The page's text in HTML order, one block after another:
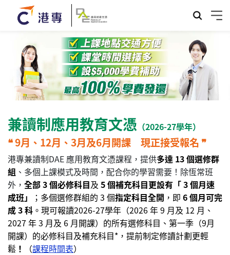
兼讀制應用教育文憑 （2026-27學年）
❝ 9月、12月、3月及6月開課 現正接受報名 ❞
港專兼讀制DAE 應用教育文憑課程，提供多達 13 個選修群
組 、多個上課模式及時間，配合你的學習需要！除恆常班
外， 全部 3 個必修科目及 5 個補充科目更設有「 3 個月速
成班」
；多個選修群組的 3 個指定科目全開 ，即 6 個月可完
成 3 科 。現可報讀2026-27學年（2026 年 9 月及 12 月、
2027 年 3 月及 6 月開課）的所有選修科目、第一季（9月
開課）的必修科目及補充科目*，提前制定修讀計劃更輕
鬆 ！ （課程時間表）